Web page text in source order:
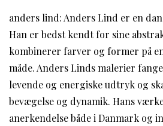
anders lind: Anders Lind er en
Han er bedst kendt for sine
kombinerer farver og former på
måde. Anders Linds malerier
levende og energiske udtryk og
bevægelse og dynamik. Hans
anerkendelse både i Danmark og